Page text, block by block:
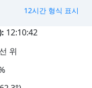
12시간 형식 표시
12:10:43
위